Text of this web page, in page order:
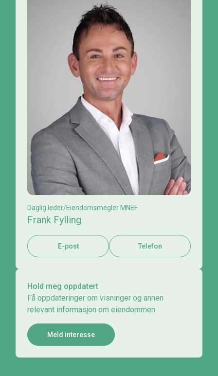
Daglig leder/Eiendomsmegler MNEF
Frank Fylling
E-post Telefon
Hold meg oppdatert
Få oppdateringer om visninger og annen
relevant informasjon om eiendommen
Meld interesse